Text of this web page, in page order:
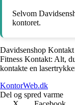
Selvom
kontoret.
Davidsenshop
Fitness Kontakt: Alt,
kontakte en
KontorWeb.dk
Del og spred varme